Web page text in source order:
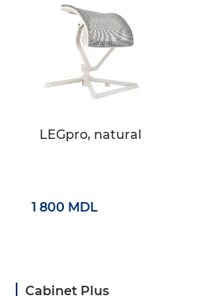
LEGpro, natural
1 800 MDL
Cabinet Plus